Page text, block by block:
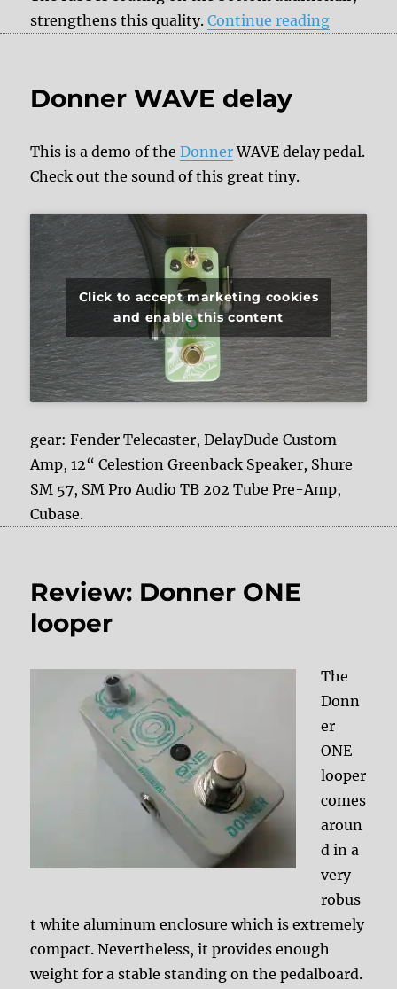
strengthens this quality.Continue reading“Review:
Donner WAVE delay
This is a demo of theDonnerWAVE delay pedal.
Check out the sound of this great tiny.
Click to accept marketing cookies
and enable this content
gear: Fender Telecaster, DelayDude Custom
Amp, 12“ Celestion Greenback Speaker, Shure
SM 57, SM Pro Audio TB 202 Tube Pre-Amp,
Cubase.
Review: Donner ONE
looper
The
Donn
er
ONE
looper
comes
aroun
d in a
very
robus
t white aluminum enclosure which is extremely
compact. Nevertheless, it provides enough
weight for a stable standing on the pedalboard.